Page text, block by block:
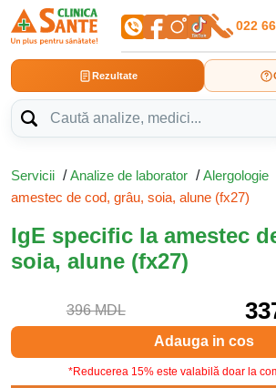
022
Rezultate
Servicii /Analize de laborator /Alergologie
amestec de cod, grâu, soia, alune (fx27)
IgE specific la amestec
soia, alune (fx27)
396 MDL
Adauga in cos
*Reducerea 15% este valabilă doar la